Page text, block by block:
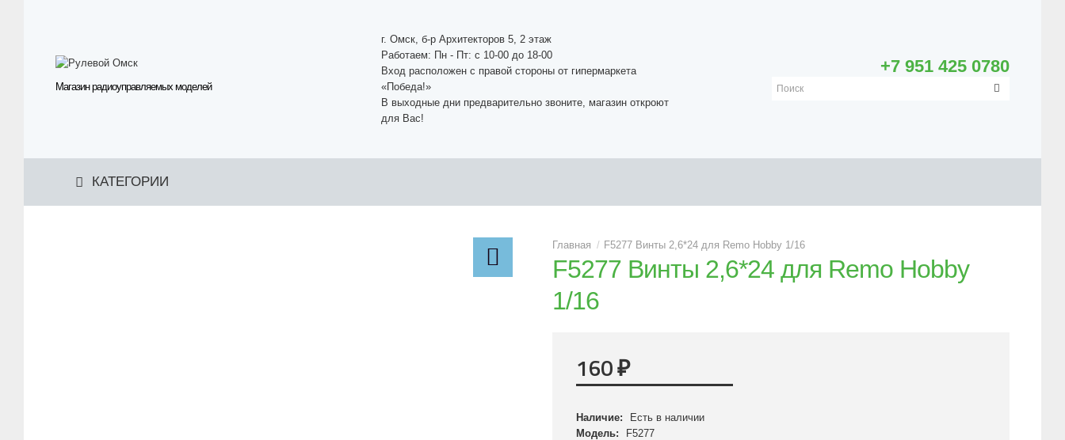
Магазин радиоуправляемых моделей
г. Омск, б-р Архитекторов 5, 2 этаж
Работаем: Пн - Пт: c 10-00 до 18-00
Вход расположен с правой стороны от гипермаркета
«Победа!»
В выходные дни предварительно звоните, магазин откроют
для Вас!
+7 951 425 0780
КАТЕГОРИИ
F5277 Винты 2,6*24 для Remo Hobby 1/16
F5277 Винты 2,6*24 для Remo Hobby
1/16
160₽
Наличие:
Есть в наличии
Модель:
F5277